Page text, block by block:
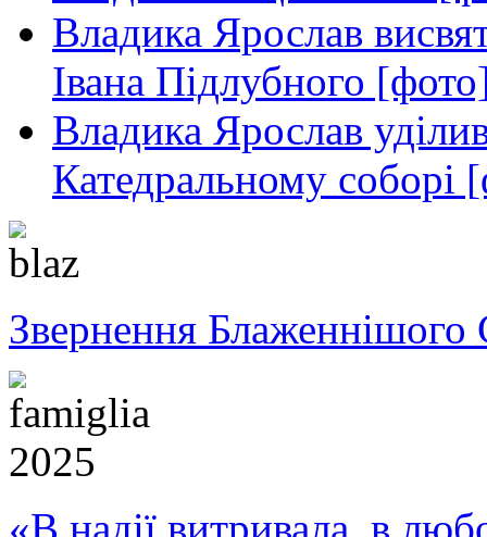
Владика Ярослав
Івана Підлубного
Владика Ярослав
Катедральному соборі
Звернення Блаженнішого
«В надії витривала, в